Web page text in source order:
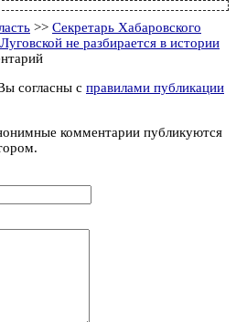
>> Секретарь Хабаровского
не разбирается в истории
согласны с правилами публикации
комментарии публикуются